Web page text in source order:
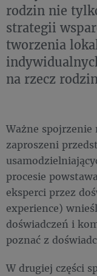
rodzin nie
strategii
tworzenia
na rzecz
Ważne
zaproszeni
procesie
eksperci przez
experience)
doświadczeń i
poznać z
W drugiej części